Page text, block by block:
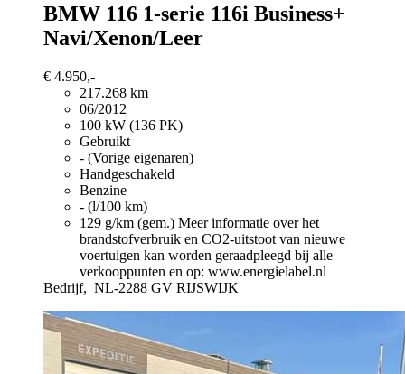
BMW 116 1-serie 116i Business+
Navi/Xenon/Leer
€ 4.950,-
217.268 km
06/2012
100 kW (136 PK)
Gebruikt
- (Vorige eigenaren)
Handgeschakeld
Benzine
- (l/100 km)
129 g/km (gem.) Meer informatie over het
brandstofverbruik en CO2-uitstoot van nieuwe
voertuigen kan worden geraadpleegd bij alle
verkooppunten en op: www.energielabel.nl
Bedrijf, NL-2288 GV RIJSWIJK